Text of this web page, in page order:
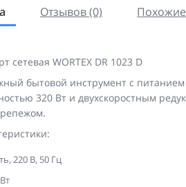
Отзывов (0)
сетевая WORTEX DR 1023 D
бытовой инструмент с
320 Вт и двухскоростным
220 В, 50 Гц